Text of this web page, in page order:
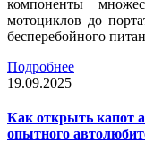
компоненты
мотоциклов до
бесперебойного
Подробнее
19.09.2025
Как открыть капот
опытного